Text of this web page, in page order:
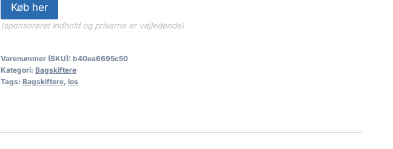
Køb her
(sponsoreret indhold og priserne er vejledende)
Varenummer (SKU): b40ea6695c50
Kategori: Bagskiftere
Tags: Bagskiftere, los